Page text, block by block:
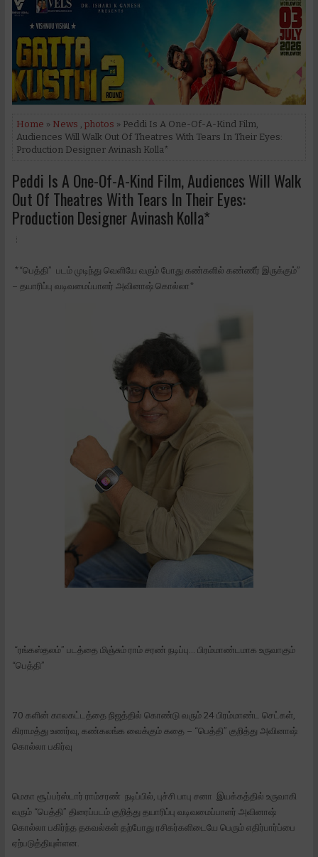
Home » News photos » Peddi Is A One-Of-A-Kind Film,
Audiences Will Walk Out Of Theatres With Tears In Their Eyes:
Production Designer Avinash Kolla*
Peddi Is A One-Of-A-Kind Film, Audiences Will Walk
Out Of Theatres With Tears In Their Eyes:
Production Designer Avinash Kolla*
*“பெத்தி” படம் முடிந்து வெளியே வரும் போது கண்களில் கண்ணீர் இருக்கும்”
– தயாரிப்பு வடிவமைப்பாளர் அவினாஷ் கொல்லா*
“ரங்கஸ்தலம்” படத்தை மிஞ்சும் ராம் சரண் நடிப்பு… பிரம்மாண்டமாக உருவாகும்
“பெத்தி”
70 களின் காலகட்டத்தை நிஜத்தில் கொண்டு வரும் 24 பிரம்மாண்ட செட்கள்,
கிராமத்து உணர்வு, கண்கலங்க வைக்கும் கதை – “பெத்தி” குறித்து அவினாஷ்
கொல்லா பகிர்வு
மெகா சூப்பர்ஸ்டார் ராம்சரண் நடிப்பில், புச்சி பாபு சனா இயக்கத்தில் உருவாகி
வரும் “பெத்தி” திரைப்படம் குறித்து தயாரிப்பு வடிவமைப்பாளர் அவினாஷ்
கொல்லா பகிர்ந்த தகவல்கள் தற்போது ரசிகர்களிடையே பெரும் எதிர்பார்ப்பை
ஏற்படுத்தியுள்ளன.